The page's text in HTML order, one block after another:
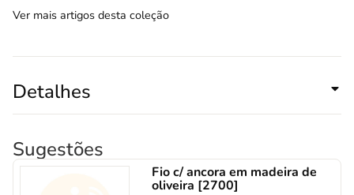
Ver mais artigos desta coleção
Detalhes
Sugestões
Fio c/ ancora em madeira de
oliveira [2700]